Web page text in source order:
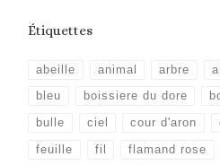
Étiquettes
abeille animal arbre
bleu boissiere du dore
bulle ciel cour d'aron
feuille fil flamand rose